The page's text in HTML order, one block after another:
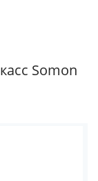
Somon